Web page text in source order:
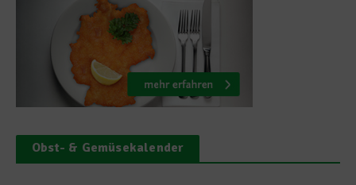
Obst- & Gemüsekalender